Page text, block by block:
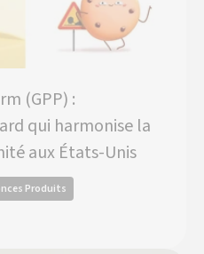
(GPP) :
qui harmonise la
aux États-Unis
Produits